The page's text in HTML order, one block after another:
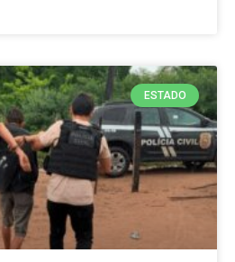
ESTADO